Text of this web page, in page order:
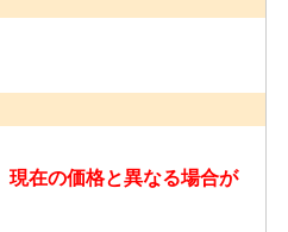
在の価格と異なる場合が